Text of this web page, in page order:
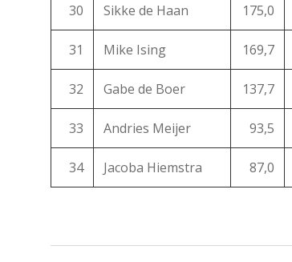
30 Sikke de Haan 175,0
31 Mike Ising 169,7
32 Gabe de Boer 137,7
33 Andries Meijer 93,5
34 Jacoba Hiemstra 87,0